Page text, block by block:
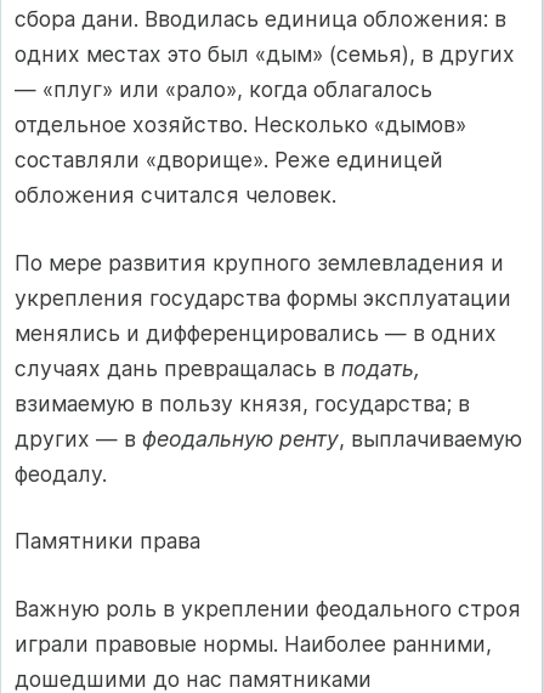
сбора дани. Вводилась единица обложения: в
одних местах это был «дым» (семья), в других
— «плуг» или «рало», когда облагалось
отдельное хозяйство. Несколько «дымов»
составляли «дворище». Реже единицей
обложения считался человек.
По мере развития крупного землевладения и
укрепления государства формы эксплуатации
менялись и дифференцировались — в одних
случаях дань превращалась в подать,
взимаемую в пользу князя, государства; в
других — в феодальную ренту, выплачиваемую
феодалу.
Памятники права
Важную роль в укреплении феодального строя
играли правовые нормы. Наиболее ранними,
дошедшими до нас памятниками